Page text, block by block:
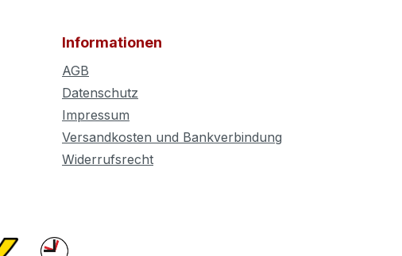
Informationen
AGB
Datenschutz
Impressum
Versandkosten und Bankverbindung
Widerrufsrecht